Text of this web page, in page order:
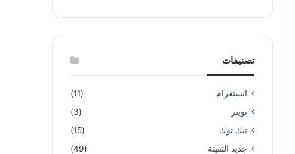
تصنيفات
انستقرام
(11)
تويتر
(3)
تيك توك
(15)
جديد التقينة
(49)